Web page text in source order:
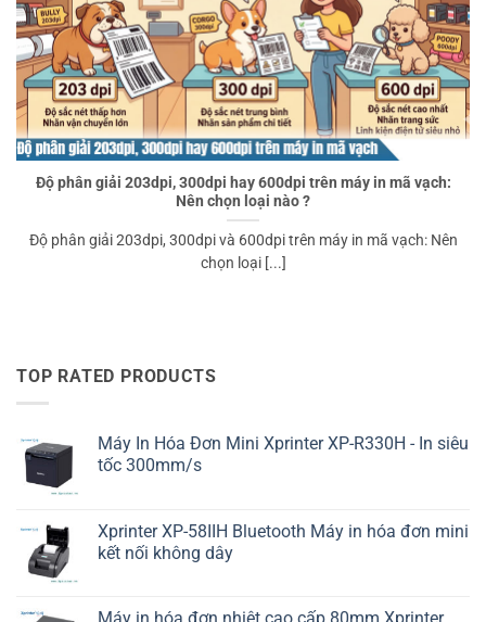
Độ phân giải 203dpi, 300dpi hay 600dpi trên máy in mã vạch:
Nên chọn loại nào ?
Độ phân giải 203dpi, 300dpi và 600dpi trên máy in mã vạch: Nên
chọn loại [...]
TOP RATED PRODUCTS
Máy In Hóa Đơn Mini Xprinter XP-R330H - In siêu
tốc 300mm/s
Xprinter XP-58IIH Bluetooth Máy in hóa đơn mini
kết nối không dây